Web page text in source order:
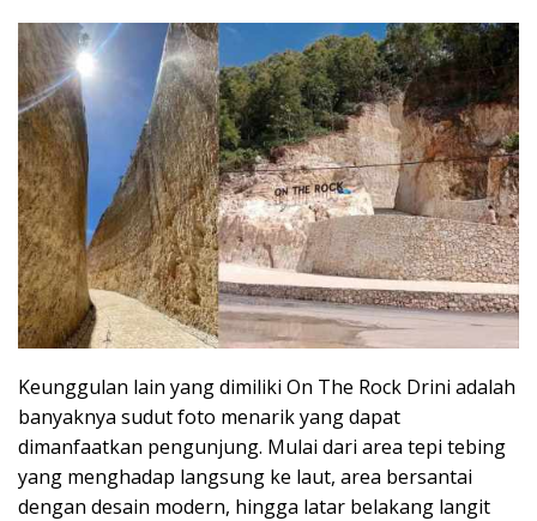
Keunggulan lain yang dimiliki On The Rock Drini adalah
banyaknya sudut foto menarik yang dapat
dimanfaatkan pengunjung. Mulai dari area tepi tebing
yang menghadap langsung ke laut, area bersantai
dengan desain modern, hingga latar belakang langit